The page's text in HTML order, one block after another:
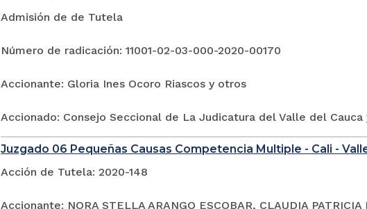
Admisión de de Tutela
Número de radicación: 11001-02-03-000-2020-00170
Accionante: Gloria Ines Ocoro Riascos y otros
Accionado: Consejo Seccional de La Judicatura del Valle del Cauca
Juzgado 06 Pequeñas Causas Competencia Multiple - Cali -
Acción de Tutela: 2020-148
Accionante: NORA STELLA ARANGO ESCOBAR, CLAUDIA